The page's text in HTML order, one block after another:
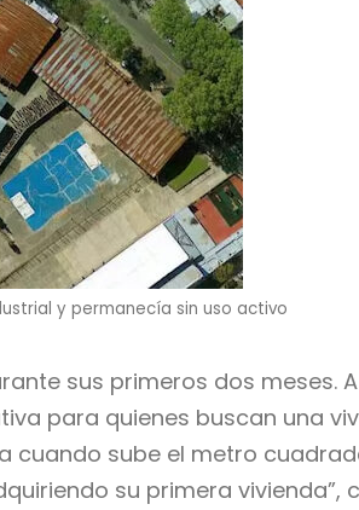
y permanecía sin uso activo
sus primeros dos meses.
para quienes buscan una
cuando sube el metro
su primera vivienda”,